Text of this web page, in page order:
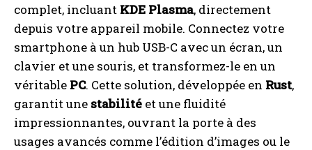
complet, incluant KDE Plasma, directement
depuis votre appareil mobile. Connectez votre
smartphone à un hub USB-C avec un écran, un
clavier et une souris, et transformez-le en un
véritable PC. Cette solution, développée en Rust,
garantit une stabilité et une fluidité
impressionnantes, ouvrant la porte à des
usages avancés comme l’édition d’images ou le